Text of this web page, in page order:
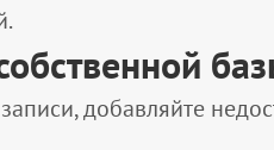
добавляйте